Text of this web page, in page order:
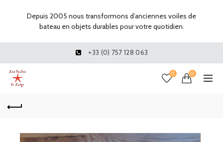
+33 (0) 757 128 063
0 0
Depuis 2005 nous transformons d’anciennes voiles de
bateau en objets durables pour votre quotidien.